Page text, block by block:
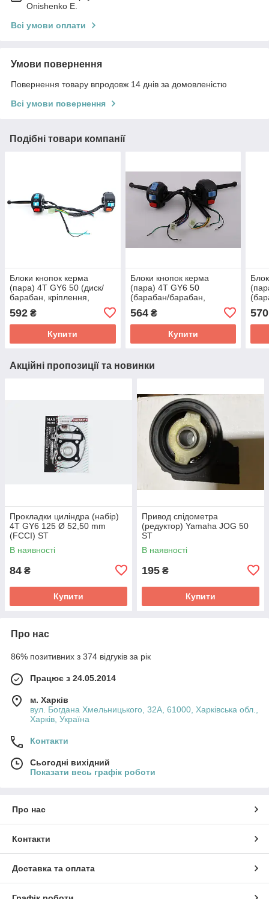
Onishenko E.
Всі умови оплати
Умови повернення
Повернення товару впродовж 14 днів за домовленістю
Всі умови повернення
Подібні товари компанії
Блоки кнопок керма
(пара) 4T GY6 50 (диск/
барабан, кріплення,
592 ₴
Купити
Блоки кнопок керма
(пара) 4T GY6 50
(барабан/барабан,
564₴
Купити
570
Акційні пропозиції та новинки
Прокладки циліндра (набір)
4T GY6 125 Ø 52,50 mm
(FCCI) ST
В наявності
84 ₴
Купити
Привод спідометра
(редуктор) Yamaha JOG 50
ST
В наявності
195 ₴
Купити
Про нас
86% позитивних з 374 відгуків за рік
Працює з 24.05.2014
м. Харків
вул. Богдана Хмельницького, 32А, 61000, Харківська обл.,
Харків, Україна
Контакти
Сьогодні вихідний
Показати весь графік роботи
Про нас
Контакти
Доставка та оплата